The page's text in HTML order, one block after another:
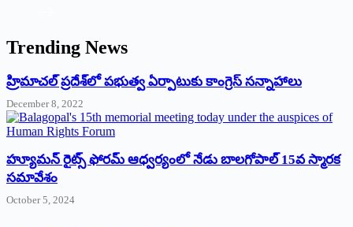
Trending News
‌హ్రిమాచల్‌ ‌ప్రదేశ్‌లో పభుత్వ ఏర్పాటుకు కాంగ్రెస్‌ ‌సన్నాహాలు
December 8, 2022
హ్యూమన్‌ రైట్స్‌ ఫోరమ్‌ ఆధ్వర్యంలో నేడు బాలగోపాల్‌ 15వ స్మారక
సమావేశం
October 5, 2024